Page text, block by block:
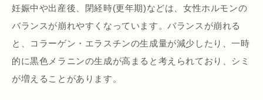
妊娠中や出産後、閉経時(更年期)などは、女性ホルモンの
バランスが崩れやすくなっています。バランスが崩れる
と、コラーゲン・エラスチンの生成量が減少したり、一時
的に黒色メラニンの生成が高まると考えられており、シミ
が増えることがあります。